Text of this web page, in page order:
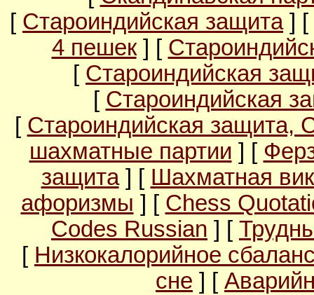
[ Староиндийская защита] [
4 пешек] [
[ Староиндийская
[ Староиндийская
[ Староиндийская защита,
шахматные партии ] [
защита] [ Шахматная
афоризмы ] [ Chess
Codes Russian ] [
[ Низкокалорийное
сне ] [